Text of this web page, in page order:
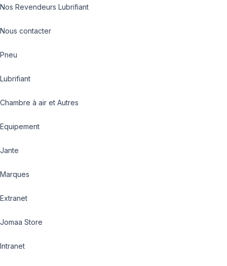
Nos Revendeurs Lubrifiant
Nous contacter
Pneu
Lubrifiant
Chambre à air et Autres
Equipement
Jante
Marques
Extranet
Jomaa Store
Intranet